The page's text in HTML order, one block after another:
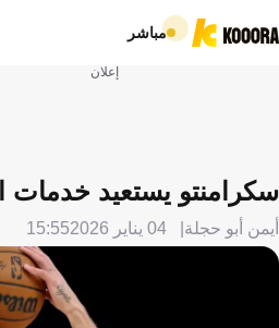
مباشر
إعلان
سكرامنتو يستعيد خدمات
أيمن أبو حجلة 04 يناير 2026 15:55